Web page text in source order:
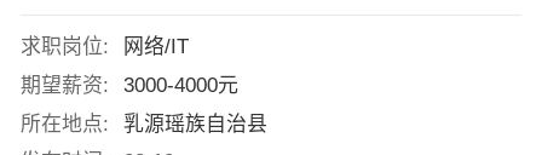
求职岗位:
网络/IT
期望薪资:
3000-4000元
所在地点:
乳源瑶族自治县